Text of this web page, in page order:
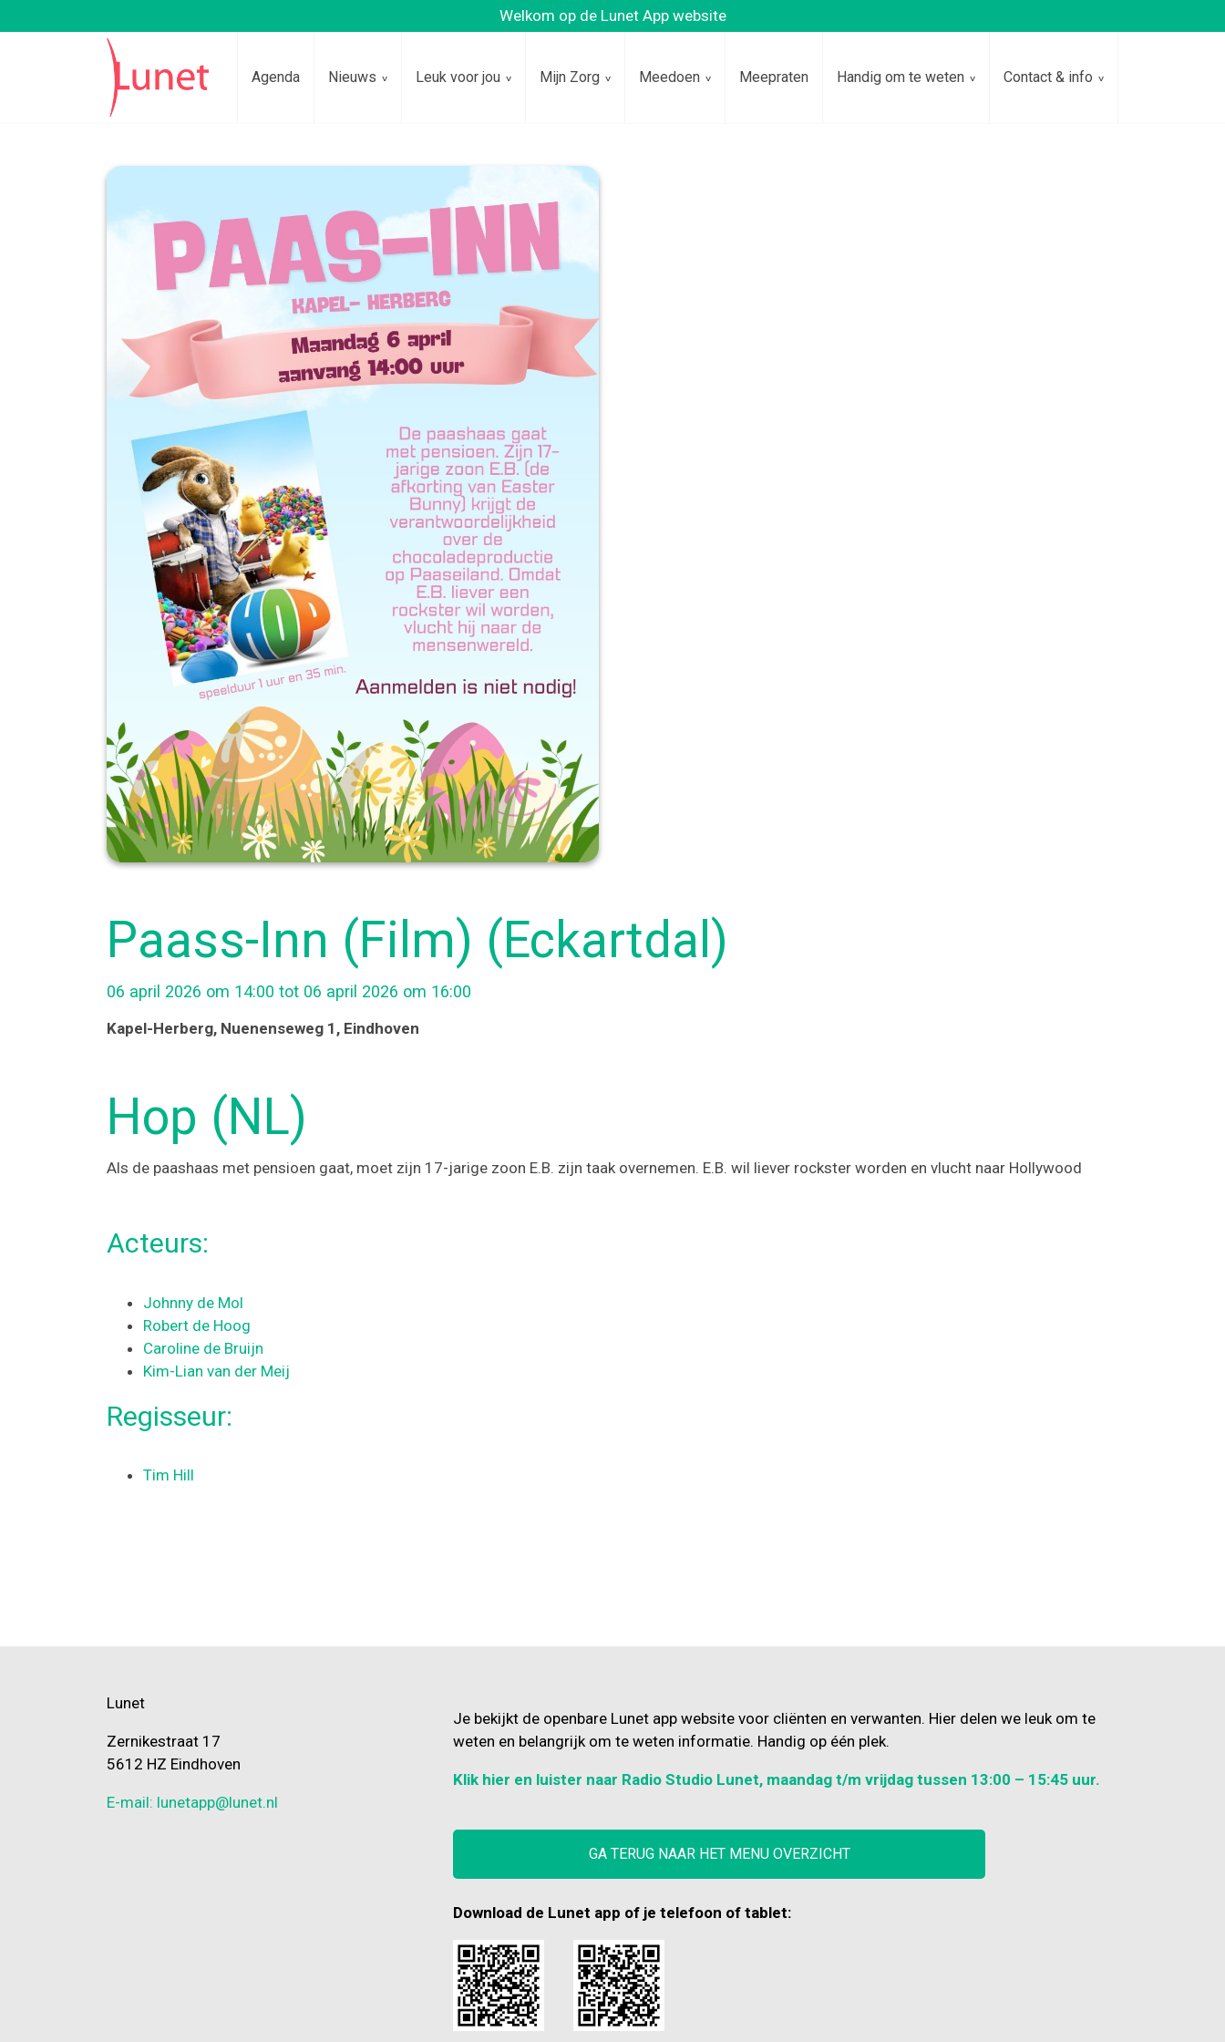
Welkom op de Lunet App website
Agenda Nieuws Leuk voor jou Mijn Zorg Meedoen Meepraten Handig om te weten Contact & info
Lees voor
Paass-Inn (Film) (Eckartdal)
06 april 2026 om 14:00 tot 06 april 2026 om 16:00
Kapel-Herberg, Nuenenseweg 1 , Eindhoven
Hop (NL)
Als de paashaas met pensioen gaat, moet zijn 17-jarige zoon E.B. zijn taak overnemen. E.B. wil liever rockster worden en vlucht naar Hollywood
Acteurs:
Johnny de Mol
Robert de Hoog
Caroline de Bruijn
Kim-Lian van der Meij
Regisseur:
Tim Hill
Lunet
Zernikestraat 17
5612 HZ Eindhoven
E-mail: lunetapp@lunet.nl
Je bekijkt de openbare Lunet app website voor cliënten en verwanten. Hier delen we leuk om te
weten en belangrijk om te weten informatie. Handig op één plek.
Klik hier en luister naar Radio Studio Lunet, maandag t/m vrijdag tussen 13:00 – 15:45 uur.
GA TERUG NAAR HET MENU OVERZICHT
Download de Lunet app of je telefoon of tablet: